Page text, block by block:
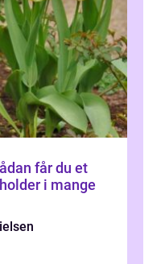
i mange